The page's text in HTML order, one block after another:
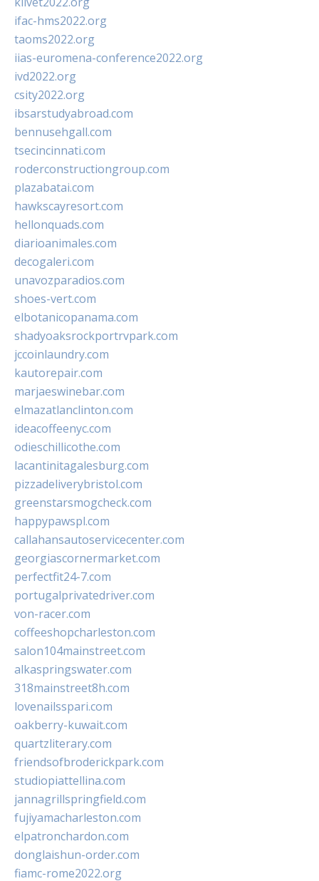
ifac-hms2022.org
taoms2022.org
iias-euromena-conference2022.org
ivd2022.org
csity2022.org
ibsarstudyabroad.com
bennusehgall.com
tsecincinnati.com
roderconstructiongroup.com
plazabatai.com
hawkscayresort.com
hellonquads.com
diarioanimales.com
decogaleri.com
unavozparadios.com
shoes-vert.com
elbotanicopanama.com
shadyoaksrockportrvpark.com
jccoinlaundry.com
kautorepair.com
marjaeswinebar.com
elmazatlanclinton.com
ideacoffeenyc.com
odieschillicothe.com
lacantinitagalesburg.com
pizzadeliverybristol.com
greenstarsmogcheck.com
happypawspl.com
callahansautoservicecenter.com
georgiascornermarket.com
perfectfit24-7.com
portugalprivatedriver.com
von-racer.com
coffeeshopcharleston.com
salon104mainstreet.com
alkaspringswater.com
318mainstreet8h.com
lovenailsspari.com
oakberry-kuwait.com
quartzliterary.com
friendsofbroderickpark.com
studiopiattellina.com
jannagrillspringfield.com
fujiyamacharleston.com
elpatronchardon.com
donglaishun-order.com
fiamc-rome2022.org